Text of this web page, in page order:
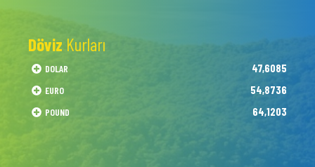
Döviz Kurları
DOLAR 47,6085
EURO 54,8736
POUND 64,1203